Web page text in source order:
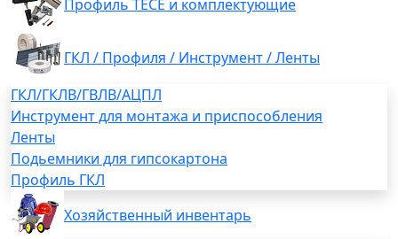
Профиль TECE и комплектующие
ГКЛ / Профиля / Инструмент / Ленты
ГКЛ/ГКЛВ/ГВЛВ/АЦПЛ
Инструмент для монтажа и приспособления
Ленты
Подьемники для гипсокартона
Профиль ГКЛ
Хозяйственный инвентарь